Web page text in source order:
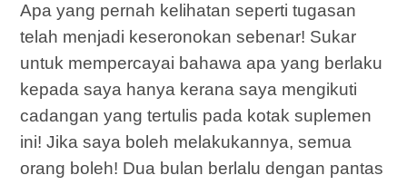
Apa yang pernah kelihatan seperti tugasan
telah menjadi keseronokan sebenar! Sukar
untuk mempercayai bahawa apa yang berlaku
kepada saya hanya kerana saya mengikuti
cadangan yang tertulis pada kotak suplemen
ini! Jika saya boleh melakukannya, semua
orang boleh! Dua bulan berlalu dengan pantas